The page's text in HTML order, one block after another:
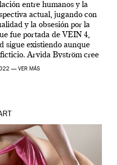
entre humanos y la
actual, jugando con
y la obsesión por la
fue portada de VEIN 4,
sigue existiendo aunque
Arvida Byström cree
un complejo […]
— VER MÁS